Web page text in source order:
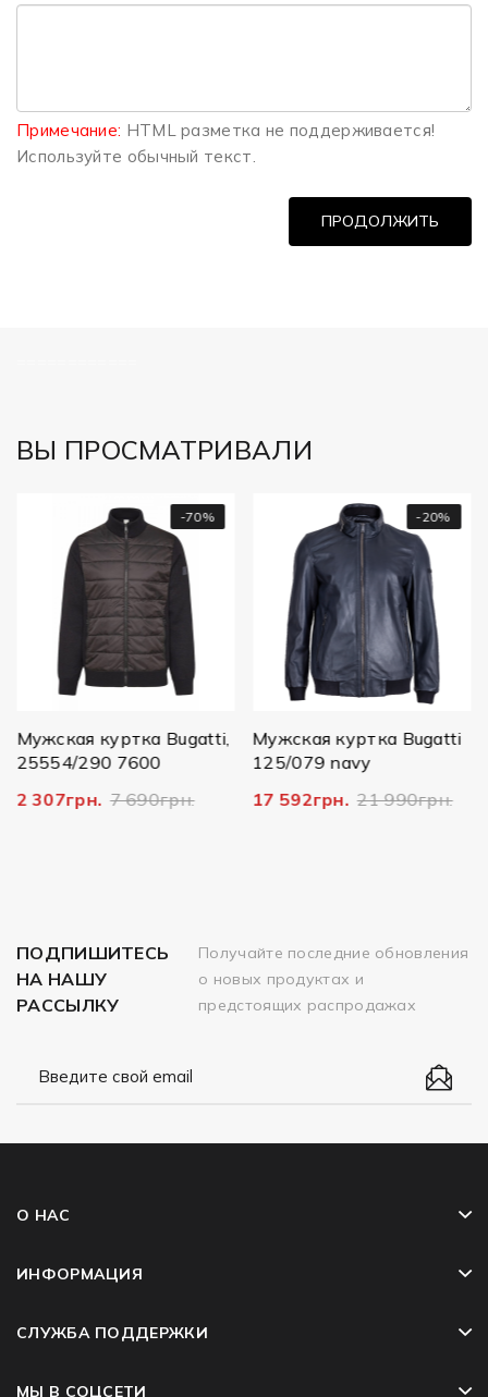
Примечание: HTML разметка не поддерживается!
Используйте обычный текст.
ПРОДОЛЖИТЬ
ВЫ ПРОСМАТРИВАЛИ
-70%
куртка Bugatti,
290 7600
7 690грн.
-20%
Мужская куртка Bugatti
125/079 navy
17 592грн. 21 990грн.
ПОДПИШИТЕСЬ
НА НАШУ
РАССЫЛКУ
Получайте последние обновления
о новых продуктах и
предстоящих распродажах
О НАС
ИНФОРМАЦИЯ
СЛУЖБА ПОДДЕРЖКИ
МЫ В СОЦСЕТИ